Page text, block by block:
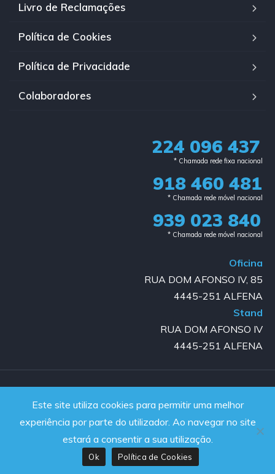
Livro de Reclamações
Política de Cookies
Política de Privacidade
Colaboradores
224 096 437
* Chamada rede fixa nacional​
918 460 481
* Chamada rede móvel nacional
939 023 840​
* Chamada rede móvel nacional
Oficina
RUA DOM AFONSO IV, 85
4445-251 ALFENA
Stand
RUA DOM AFONSO IV
4445-251 ALFENA
Powered by JanelaWeb
Este site utiliza cookies para permitir uma melhor
experiência por parte do utilizador. Ao navegar no site
estará a consentir a sua utilização.
Ok Política de Cookies